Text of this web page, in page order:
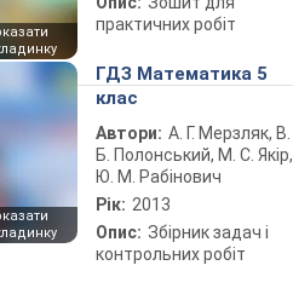
практичних робіт
ГДЗ Математика 5
клас
Автори: А. Г. Мерзляк, В.
Б. Полонський, М. С. Якір,
Ю. М. Рабінович
Рік: 2013
Опис: Збірник задач і
контрольних робіт